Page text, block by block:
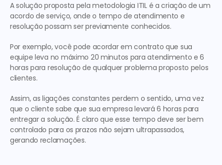
A solução proposta pela metodologia ITIL é a criação de um
acordo de serviço, onde o tempo de atendimento e
resolução possam ser previamente conhecidos.
Por exemplo, você pode acordar em contrato que sua
equipe leva no máximo 20 minutos para atendimento e 6
horas para resolução de qualquer problema proposto pelos
clientes.
Assim, as ligações constantes perdem o sentido, uma vez
que o cliente sabe que sua empresa levará 6 horas para
entregar a solução. É claro que esse tempo deve ser bem
controlado para os prazos não sejam ultrapassados,
gerando reclamações.